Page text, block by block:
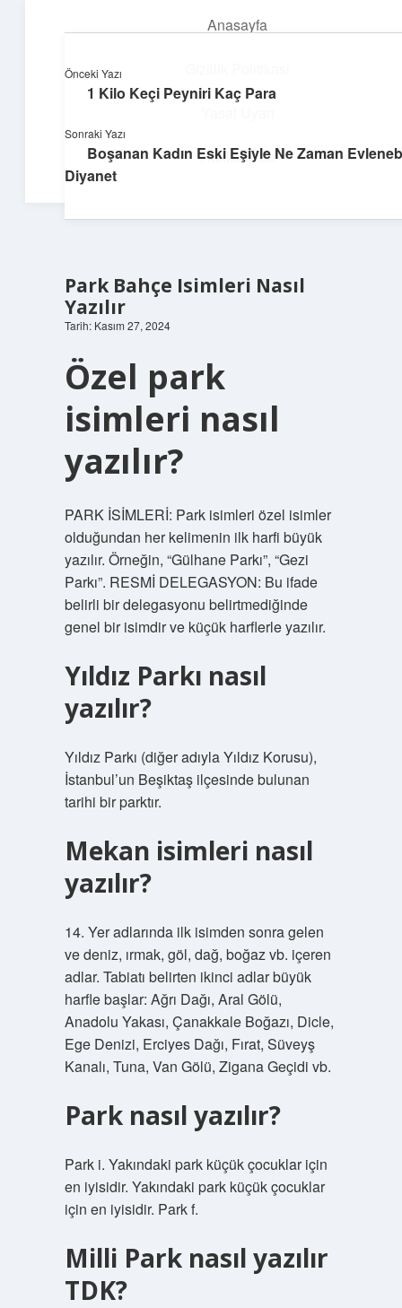
Anasayfa
Hakkımızda
Huzurlu Yaşam Tüyoları
Hayatına ferahlık katan öneriler!
Park Bahçe Isimleri Nasıl
Yazılır
Tarih: Kasım 27, 2024
Özel park
isimleri nasıl
yazılır?
PARK İSİMLERİ: Park isimleri özel isimler
olduğundan her kelimenin ilk harfi büyük
yazılır. Örneğin, “Gülhane Parkı”, “Gezi
Parkı”. RESMİ DELEGASYON: Bu ifade
belirli bir delegasyonu belirtmediğinde
genel bir isimdir ve küçük harflerle yazılır.
Yıldız Parkı nasıl
yazılır?
Yıldız Parkı (diğer adıyla Yıldız Korusu),
İstanbul’un Beşiktaş ilçesinde bulunan
tarihi bir parktır.
Mekan isimleri nasıl
yazılır?
14. Yer adlarında ilk isimden sonra gelen
ve deniz, ırmak, göl, dağ, boğaz vb. içeren
adlar. Tabiatı belirten ikinci adlar büyük
harfle başlar: Ağrı Dağı, Aral Gölü,
Anadolu Yakası, Çanakkale Boğazı, Dicle,
Ege Denizi, Erciyes Dağı, Fırat, Süveyş
Kanalı, Tuna, Van Gölü, Zigana Geçidi vb.
Park nasıl yazılır?
Park i. Yakındaki park küçük çocuklar için
en iyisidir. Yakındaki park küçük çocuklar
için en iyisidir. Park f.
Milli Park nasıl yazılır
TDK?
Önceki Yazı
1 Kilo Keçi Peyniri Kaç Para
Sonraki Yazı
Boşanan Kadın Eski Eşiyle Ne Zaman
Diyanet